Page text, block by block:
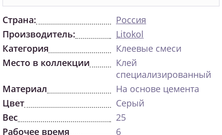
Страна:
Россия
Производитель:
Litokol
Категория
Клеевые смеси
Место в коллекции
Клей
специализированный
Материал
На основе цемента
Цвет
Серый
Вес
25
Рабочее время
6